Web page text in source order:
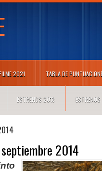
2021 TABLA DE
ESTRENOS 2013
2014